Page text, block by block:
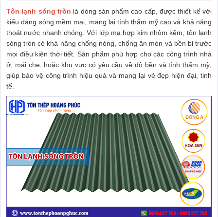
Tôn lạnh sóng tròn là dòng sản phẩm cao cấp, được thiết kế với
kiểu dáng sóng mềm mại, mang lại tính thẩm mỹ cao và khả năng
thoát nước nhanh chóng. Với lớp mạ hợp kim nhôm kẽm, tôn lạnh
sóng tròn có khả năng chống nóng, chống ăn mòn và bền bỉ trước
mọi điều kiện thời tiết. Sản phẩm phù hợp cho các công trình nhà
ở, mái che, hoặc khu vực có yêu cầu về độ bền và tính thẩm mỹ,
giúp bảo vệ công trình hiệu quả và mang lại vẻ đẹp hiện đại, tinh
tế.